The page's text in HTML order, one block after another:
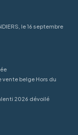
le 16 septembre
vente belge Hors du
2026 dévoilé